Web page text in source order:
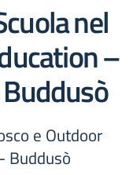
nel
–
e Outdoor
Buddusò